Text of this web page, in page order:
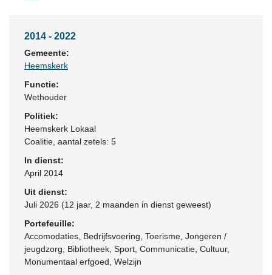
2014 - 2022
Gemeente:
Heemskerk
Functie:
Wethouder
Politiek:
Heemskerk Lokaal
Coalitie , aantal zetels: 5
In dienst:
April 2014
Uit dienst:
Juli 2026 (12 jaar, 2 maanden in dienst geweest)
Portefeuille:
Accomodaties, Bedrijfsvoering, Toerisme, Jongeren /
jeugdzorg, Bibliotheek, Sport, Communicatie, Cultuur,
Monumentaal erfgoed, Welzijn